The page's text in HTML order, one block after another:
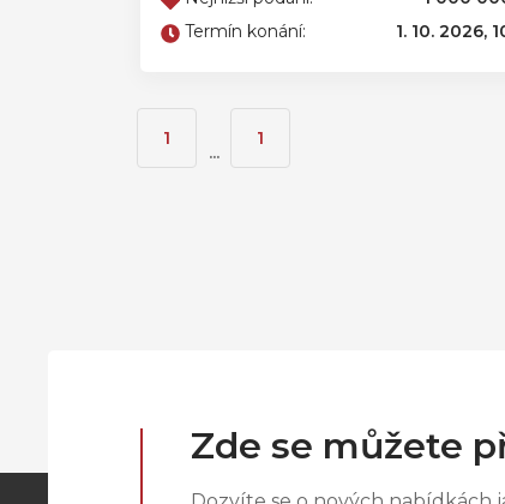
Termín konání:
1. 10. 2026,
1
...
1
Zde se můžete